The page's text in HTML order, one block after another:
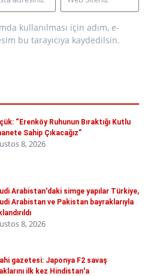
kullanılması için adım, e-
bu tarayıcıya kaydedilsin.
“Erenköy Ruhunun Bıraktığı Kutlu
Sahip Çıkacağız”
8, 2026
Arabistan'daki simge yapılar Türkiye,
Arabistan ve Pakistan bayraklarıyla
8, 2026
gazetesi: Japonya F2 savaş
ilk kez Hindistan'a